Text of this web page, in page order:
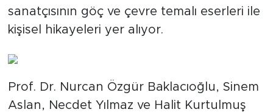
sanatçısının göç ve çevre temalı eserleri ile
kişisel hikayeleri yer alıyor.
Prof. Dr. Nurcan Özgür Baklacıoğlu, Sinem
Aslan, Necdet Yılmaz ve Halit Kurtulmuş